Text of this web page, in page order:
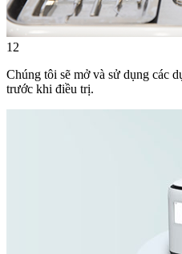
12
Chúng tôi sẽ mở và sử dụng các
trước khi điều trị.